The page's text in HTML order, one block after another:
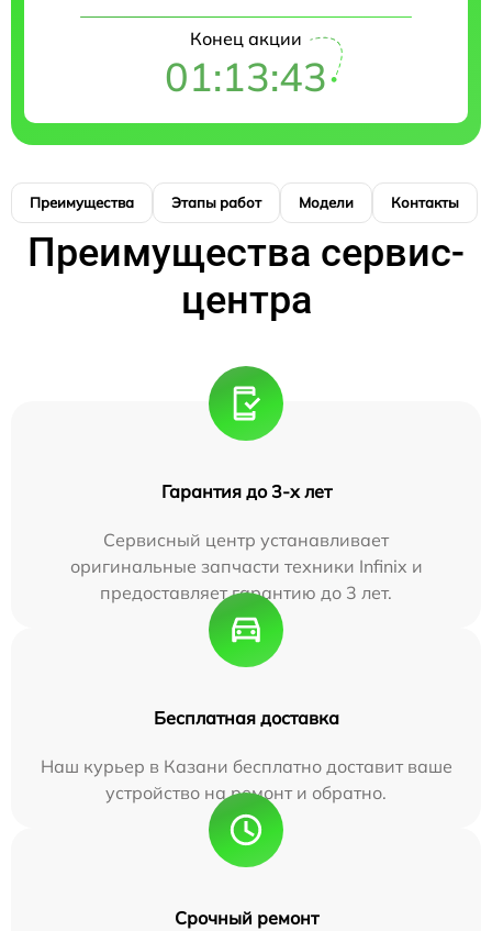
Конец акции
01:13:42
Преимущества Этапы работ Модели Контакты
Преимущества сервис-
центра
Гарантия до 3-х лет
Сервисный центр устанавливает
оригинальные запчасти техники Infinix и
предоставляет гарантию до 3 лет.
Бесплатная доставка
Наш курьер в Казани бесплатно доставит ваше
устройство на ремонт и обратно.
Срочный ремонт